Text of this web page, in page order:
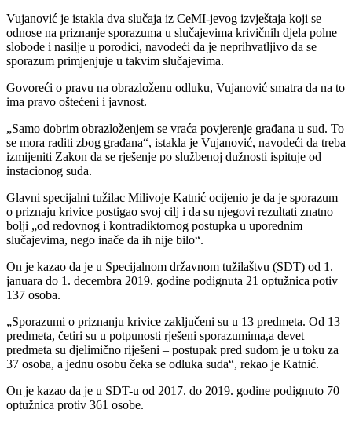
Vujanović je istakla dva slučaja iz CeMI-jevog izvještaja koji se
odnose na priznanje sporazuma u slučajevima krivičnih djela polne
slobode i nasilje u porodici, navodeći da je neprihvatljivo da se
sporazum primjenjuje u takvim slučajevima.
Govoreći o pravu na obrazloženu odluku, Vujanović smatra da na to
ima pravo oštećeni i javnost.
„Samo dobrim obrazloženjem se vraća povjerenje građana u sud. To
se mora raditi zbog građana“, istakla je Vujanović, navodeći da treba
izmijeniti Zakon da se rješenje po službenoj dužnosti ispituje od
instacionog suda.
Glavni specijalni tužilac Milivoje Katnić ocijenio je da je sporazum
o priznaju krivice postigao svoj cilj i da su njegovi rezultati znatno
bolji „od redovnog i kontradiktornog postupka u uporednim
slučajevima, nego inače da ih nije bilo“.
On je kazao da je u Specijalnom državnom tužilaštvu (SDT) od 1.
januara do 1. decembra 2019. godine podignuta 21 optužnica potiv
137 osoba.
„Sporazumi o priznanju krivice zaključeni su u 13 predmeta. Od 13
predmeta, četiri su u potpunosti rješeni sporazumima,a devet
predmeta su djelimično riješeni – postupak pred sudom je u toku za
37 osoba, a jednu osobu čeka se odluka suda“, rekao je Katnić.
On je kazao da je u SDT-u od 2017. do 2019. godine podignuto 70
optužnica protiv 361 osobe.